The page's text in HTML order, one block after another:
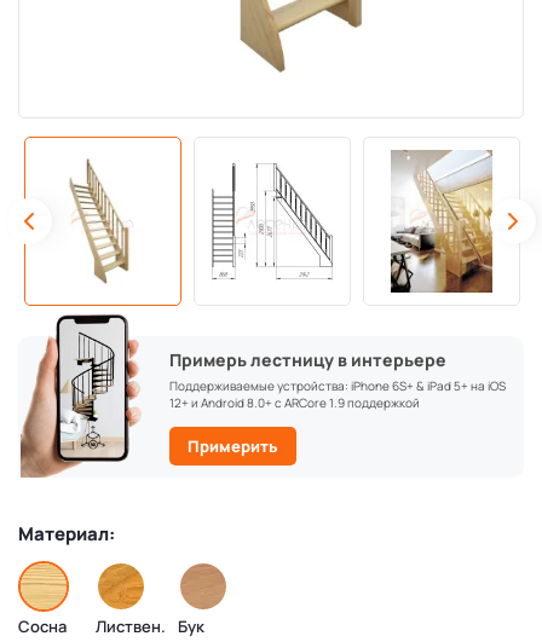
Примерь лестницу в интерьере
Поддерживаемые устройства: iPhone 6S+ & iPad 5+ на iOS
12+ и Android 8.0+ с ARCore 1.9 поддержкой
Примерить
Материал:
Сосна Листвен. Бук